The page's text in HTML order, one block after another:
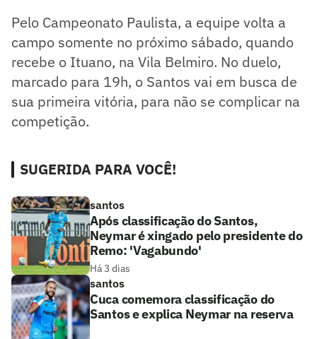
Pelo Campeonato Paulista, a equipe volta a
campo somente no próximo sábado, quando
recebe o Ituano, na Vila Belmiro. No duelo,
marcado para 19h, o Santos vai em busca de
sua primeira vitória, para não se complicar na
competição.
SUGERIDA PARA VOCÊ!
santos
Após classificação do Santos,
Neymar é xingado pelo presidente do
Remo: 'Vagabundo'
Há 3 dias
santos
Cuca comemora classificação do
Santos e explica Neymar na reserva